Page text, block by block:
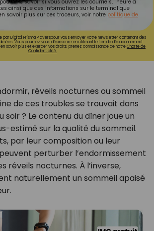
savoir si vous ouvrez les courriels, l'heure à
ainsi que des informations sur le terminal que
savoir plus sur ces traceurs, voir notre politique de
par Digital Prisma Playerspour vous envoyer votre newsletter contenant des
Vous pourrez vous désinscrire en utilisant le lien de désabonnement
savoir plus et exercer vos droits, prenez connaissance de notreCharte de
Confidentialité.
réveils nocturnes ou sommeil
de ces troubles se trouvait dans
soir ? Le contenu du dîner joue un
estimé sur la qualité du sommeil.
par leur composition ou leur
perturber l’endormissement
réveils nocturnes. À l’inverse,
naturellement un sommeil apaisé